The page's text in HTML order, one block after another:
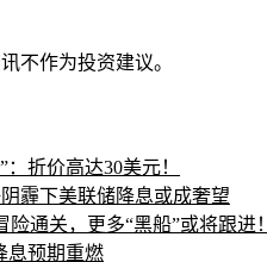
不作为投资建议。
折价高达30美元！
霾下美联储降息或成奢望
通关，更多“黑船”或将跟进！
息预期重燃